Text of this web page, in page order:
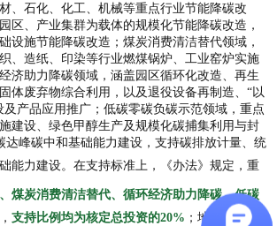
、石化、化工、机械等重点行业节能降碳改
区、产业集群为载体的规模化节能降碳改造，
设施节能降碳改造；煤炭消费清洁替代领域，
、造纸、印染等行业燃煤锅炉、工业窑炉实施
济助力降碳领域，涵盖园区循环化改造、 再生
体废弃物综合利用，以及退役设备再制造、 “以
及产品应用推广；低碳零碳负碳示范领域，重点
建设、绿色甲醇生产及规模化碳捕集利用与封
达峰碳中和基础能力建设， 支持碳排放计量、统
能力建设。在支持标准上，《办法》规定， 重
煤炭消费清洁替代、循环经济助力降碳、低碳
支持比例均为核定总投资的20% ；地方政府投